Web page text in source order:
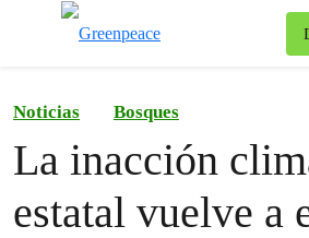
Noticias Bosques
La inacción
estatal vuelve a